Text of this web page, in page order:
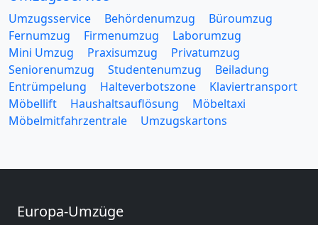
Umzugsservice Behördenumzug
Büroumzug
Fernumzug
Firmenumzug
Laborumzug
Mini Umzug
Praxisumzug
Privatumzug
Seniorenumzug
Studentenumzug
Beiladung
Entrümpelung
Halteverbotszone
Klaviertransport
Möbellift
Haushaltsauflösung
Möbeltaxi
Möbelmitfahrzentrale
Umzugskartons
Europa-Umzüge